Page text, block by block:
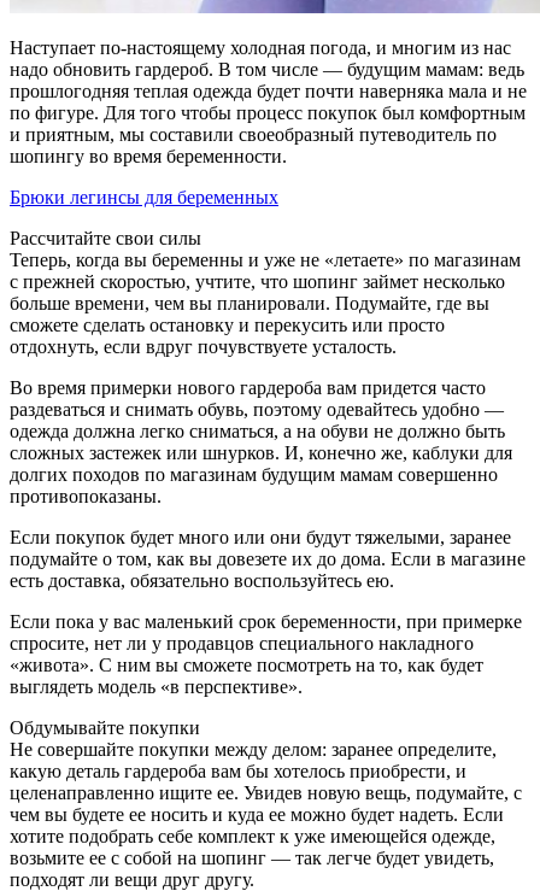
Наступает по-настоящему холодная погода, и многим из нас
надо обновить гардероб. В том числе — будущим мамам: ведь
прошлогодняя теплая одежда будет почти наверняка мала и не
по фигуре. Для того чтобы процесс покупок был комфортным
и приятным, мы составили своеобразный путеводитель по
шопингу во время беременности.
Брюки легинсы для беременных
Рассчитайте свои силы
Теперь, когда вы беременны и уже не «летаете» по магазинам
с прежней скоростью, учтите, что шопинг займет несколько
больше времени, чем вы планировали. Подумайте, где вы
сможете сделать остановку и перекусить или просто
отдохнуть, если вдруг почувствуете усталость.
Во время примерки нового гардероба вам придется часто
раздеваться и снимать обувь, поэтому одевайтесь удобно —
одежда должна легко сниматься, а на обуви не должно быть
сложных застежек или шнурков. И, конечно же, каблуки для
долгих походов по магазинам будущим мамам совершенно
противопоказаны.
Если покупок будет много или они будут тяжелыми, заранее
подумайте о том, как вы довезете их до дома. Если в магазине
есть доставка, обязательно воспользуйтесь ею.
Если пока у вас маленький срок беременности, при примерке
спросите, нет ли у продавцов специального накладного
«живота». С ним вы сможете посмотреть на то, как будет
выглядеть модель «в перспективе».
Обдумывайте покупки
Не совершайте покупки между делом: заранее определите,
какую деталь гардероба вам бы хотелось приобрести, и
целенаправленно ищите ее. Увидев новую вещь, подумайте, с
чем вы будете ее носить и куда ее можно будет надеть. Если
хотите подобрать себе комплект к уже имеющейся одежде,
возьмите ее с собой на шопинг — так легче будет увидеть,
подходят ли вещи друг другу.